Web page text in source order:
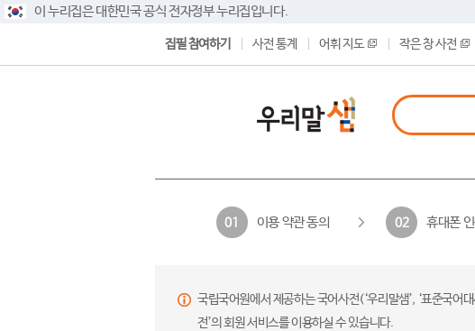
이 누리집은 대한민국 공식 전자정부 누리집입니다.
집필 참여하기 사전 통계 어휘 지도 작은 창 사전
01 이용 약관 동의 02 휴대폰
국립국어원에서 제공하는 국어사전(‘우리말샘’, ‘표준국어
전’의 회원 서비스를 이용하실 수 있습니다.